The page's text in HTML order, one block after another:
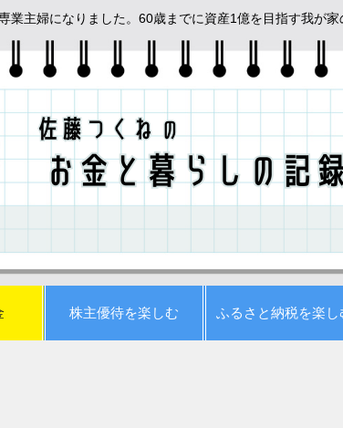
業主婦になりました。60歳までに資産1億を目指す我が家
株主優待を楽しむ ふるさと納税を楽し